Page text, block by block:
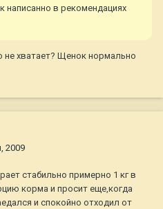
написанно в рекомендациях
не хватает? Щенок нормально
2009
стабильно примерно 1 кг в
корма и просит еще,когда
и спокойно отходил от